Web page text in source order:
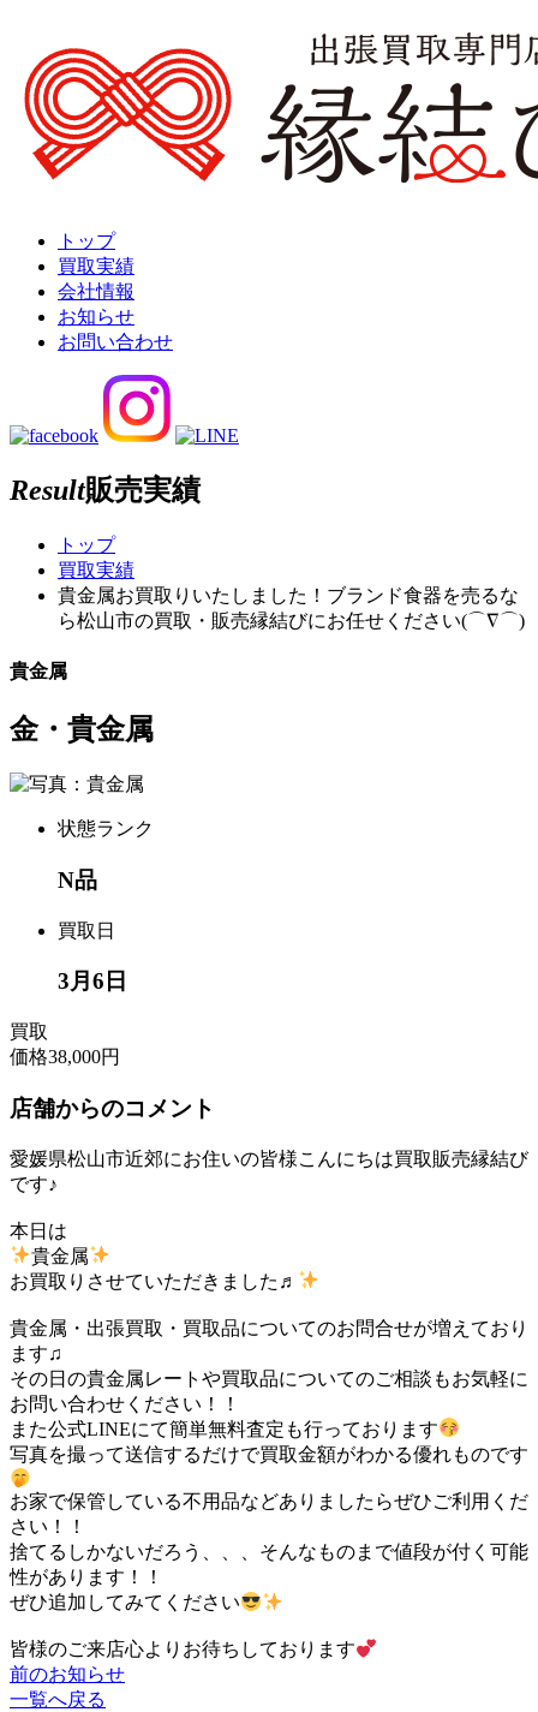
トップ
買取実績
会社情報
お知らせ
お問い合わせ
Result販売実績
トップ
買取実績
貴金属お買取りいたしました！ブランド食器を売るな
ら松山市の買取・販売縁結びにお任せください(⌒∇⌒)
貴金属
金・貴金属
状態ランク
N品
買取日
3月6日
買取
価格38,000円
店舗からのコメント
愛媛県松山市近郊にお住いの皆様こんにちは買取販売縁結び
です♪
本日は
貴金属
お買取りさせていただきました♬
貴金属・出張買取・買取品についてのお問合せが増えており
ます♫
その日の貴金属レートや買取品についてのご相談もお気軽に
お問い合わせください！！
また公式LINEにて簡単無料査定も行っております
写真を撮って送信するだけで買取金額がわかる優れものです
お家で保管している不用品などありましたらぜひご利用くだ
さい！！
捨てるしかないだろう、、、そんなものまで値段が付く可能
性があります！！
ぜひ追加してみてください
皆様のご来店心よりお待ちしております
前のお知らせ
一覧へ戻る